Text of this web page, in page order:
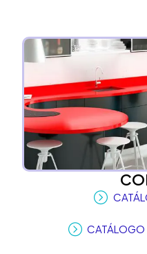
CATÁLOGO